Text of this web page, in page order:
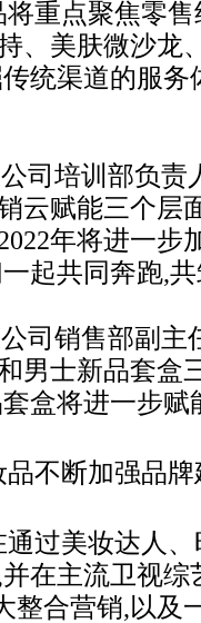
重点聚焦零
、美肤微沙龙
统渠道的服
司培训部负责
云赋能三个层
年将进一步
起共同奔跑,
司销售部副主
男士新品套盒
盒将进一步
不断加强品
通过美妆达人
在主流卫视
整合营销,以及